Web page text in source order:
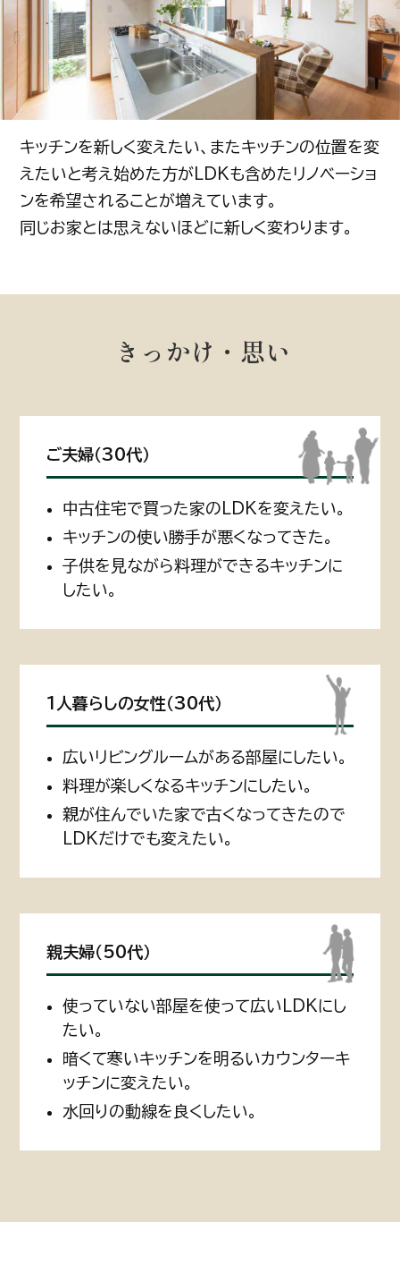
キッチンを新しく変えたい、またキッチンの位置を変
えたいと考え始めた方がLDKも含めたリノベーショ
ンを希望されることが増えています。
同じお家とは思えないほどに新しく変わります。
きっかけ・思い
ご夫婦（30代）
中古住宅で買った家のLDKを変えたい。
キッチンの使い勝手が悪くなってきた。
子供を見ながら料理ができるキッチンに
したい。
1人暮らしの女性（30代）
広いリビングルームがある部屋にしたい。
料理が楽しくなるキッチンにしたい。
親が住んでいた家で古くなってきたので
LDKだけでも変えたい。
親夫婦（50代）
使っていない部屋を使って広いLDKにし
たい。
暗くて寒いキッチンを明るいカウンターキ
ッチンに変えたい。
水回りの動線を良くしたい。